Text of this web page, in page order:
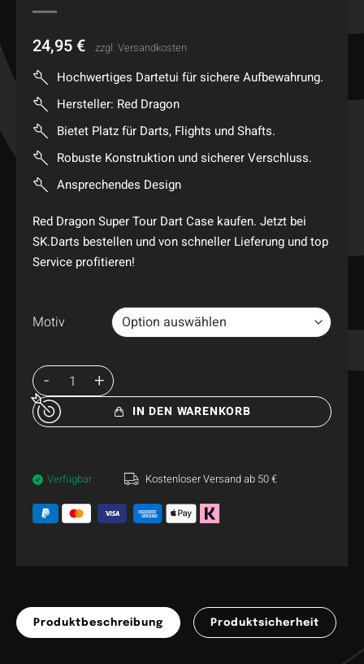
24,95 € zzgl. Versandkosten
Hochwertiges Dartetui für sichere Aufbewahrung.
Hersteller: Red Dragon
Bietet Platz für Darts, Flights und Shafts.
Robuste Konstruktion und sicherer Verschluss.
Ansprechendes Design
Red Dragon Super Tour Dart Case kaufen. Jetzt bei
SK.Darts bestellen und von schneller Lieferung und top
Service profitieren!
Motiv
IN DEN WARENKORB
Verfügbar Kostenloser Versand ab 50 €
Produktbeschreibung Produktsicherheit